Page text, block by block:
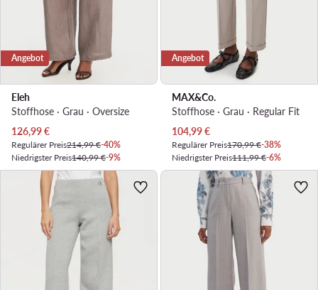
Angebot
Eleh
Stoffhose · Grau · Oversize
Aktueller Preis
126,99€
Regulärer Preis214,99 €-40%
Niedrigster Preis140,99 €-9%
Angebot
MAX&Co.
Stoffhose · Grau · Regular Fit
Aktueller Preis
104,99€
Regulärer Preis170,99 €-38%
Niedrigster Preis111,99 €-6%